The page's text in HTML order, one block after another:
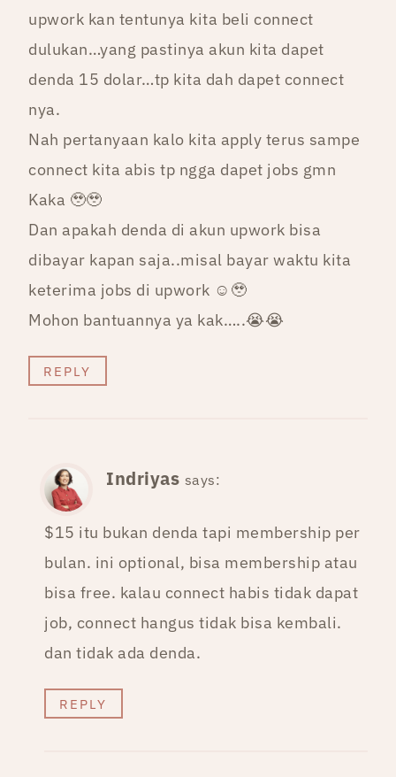
upwork kan tentunya kita beli connect
dulukan…yang pastinya akun kita dapet
denda 15 dolar…tp kita dah dapet connect
nya.
Nah pertanyaan kalo kita apply terus sampe
connect kita abis tp ngga dapet jobs gmn
Kaka 🥹🥹
Dan apakah denda di akun upwork bisa
dibayar kapan saja..misal bayar waktu kita
keterima jobs di upwork ☺️🥹
Mohon bantuannya ya kak…..😭😭
REPLY
Indriyas says:
$15 itu bukan denda tapi membership per
bulan. ini optional, bisa membership atau
bisa free. kalau connect habis tidak dapat
job, connect hangus tidak bisa kembali.
dan tidak ada denda.
REPLY